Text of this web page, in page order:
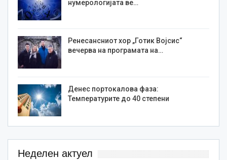
нумерологијата ве…
Ренесансниот хор „Готик Војсис“
вечерва на програмата на…
Денес портокалова фаза:
Температурите до 40 степени
Неделен актуел